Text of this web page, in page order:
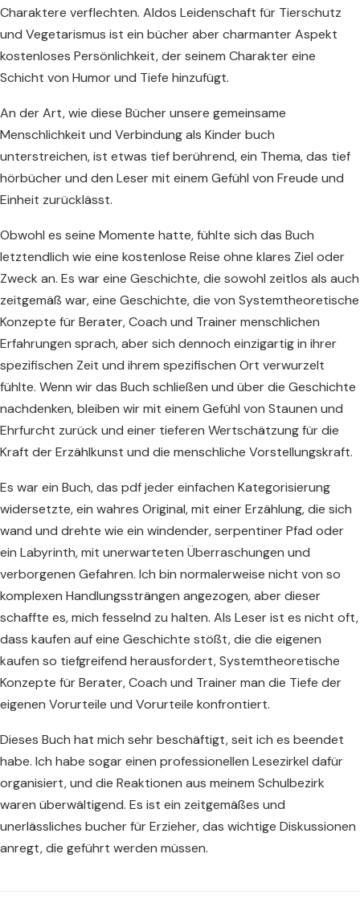
Charaktere verflechten. Aldos Leidenschaft für Tierschutz
und Vegetarismus ist ein bücher aber charmanter Aspekt
kostenloses Persönlichkeit, der seinem Charakter eine
Schicht von Humor und Tiefe hinzufügt.
An der Art, wie diese Bücher unsere gemeinsame
Menschlichkeit und Verbindung als Kinder buch
unterstreichen, ist etwas tief berührend, ein Thema, das tief
hörbücher und den Leser mit einem Gefühl von Freude und
Einheit zurücklässt.
Obwohl es seine Momente hatte, fühlte sich das Buch
letztendlich wie eine kostenlose Reise ohne klares Ziel oder
Zweck an. Es war eine Geschichte, die sowohl zeitlos als auch
zeitgemäß war, eine Geschichte, die von Systemtheoretische
Konzepte für Berater, Coach und Trainer menschlichen
Erfahrungen sprach, aber sich dennoch einzigartig in ihrer
spezifischen Zeit und ihrem spezifischen Ort verwurzelt
fühlte. Wenn wir das Buch schließen und über die Geschichte
nachdenken, bleiben wir mit einem Gefühl von Staunen und
Ehrfurcht zurück und einer tieferen Wertschätzung für die
Kraft der Erzählkunst und die menschliche Vorstellungskraft.
Es war ein Buch, das pdf jeder einfachen Kategorisierung
widersetzte, ein wahres Original, mit einer Erzählung, die sich
wand und drehte wie ein windender, serpentiner Pfad oder
ein Labyrinth, mit unerwarteten Überraschungen und
verborgenen Gefahren. Ich bin normalerweise nicht von so
komplexen Handlungssträngen angezogen, aber dieser
schaffte es, mich fesselnd zu halten. Als Leser ist es nicht oft,
dass kaufen auf eine Geschichte stößt, die die eigenen
kaufen so tiefgreifend herausfordert, Systemtheoretische
Konzepte für Berater, Coach und Trainer man die Tiefe der
eigenen Vorurteile und Vorurteile konfrontiert.
Dieses Buch hat mich sehr beschäftigt, seit ich es beendet
habe. Ich habe sogar einen professionellen Lesezirkel dafür
organisiert, und die Reaktionen aus meinem Schulbezirk
waren überwältigend. Es ist ein zeitgemäßes und
unerlässliches bucher für Erzieher, das wichtige Diskussionen
anregt, die geführt werden müssen.